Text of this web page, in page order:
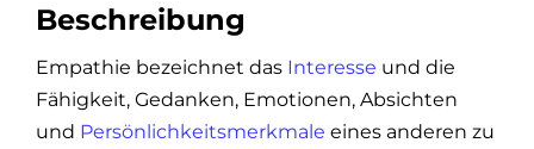
Beschreibung
Empathie bezeichnet das Interesse und die
Fähigkeit, Gedanken, Emotionen, Absichten
und Persönlichkeitsmerkmale eines anderen zu